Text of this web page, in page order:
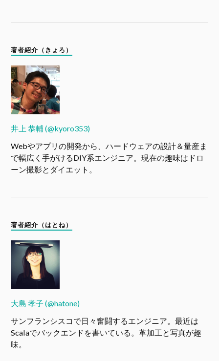
著者紹介（きょろ）
井上 恭輔 (@kyoro353)
Webやアプリの開発から、ハードウェアの設計＆量産ま
で幅広く手がけるDIY系エンジニア。現在の趣味はドロ
ーン撮影とダイエット。
著者紹介（はとね）
大島 孝子 (@hatone)
サンフランシスコで日々奮闘するエンジニア。最近は
Scalaでバックエンドを書いている。革加工と写真が趣
味。